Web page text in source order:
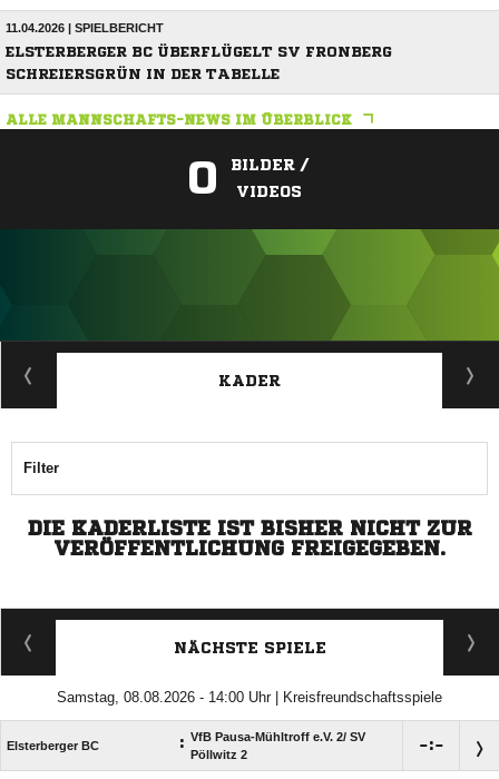
11.04.2026 | SPIELBERICHT
ELSTERBERGER BC ÜBERFLÜGELT SV FRONBERG
SCHREIERSGRÜN IN DER TABELLE
ALLE MANNSCHAFTS-NEWS IM ÜBERBLICK
0
BILDER /
VIDEOS
ANZEIGE
KADER
Filter
DIE KADERLISTE IST BISHER NICHT ZUR
VERÖFFENTLICHUNG FREIGEGEBEN.
NÄCHSTE SPIELE
Samstag, 08.08.2026 - 14:00 Uhr | Kreisfreundschaftsspiele
Elsterberger BC : VfB Pausa-Mühltroff e.V. 2/​ SV
Pöllwitz 2
: